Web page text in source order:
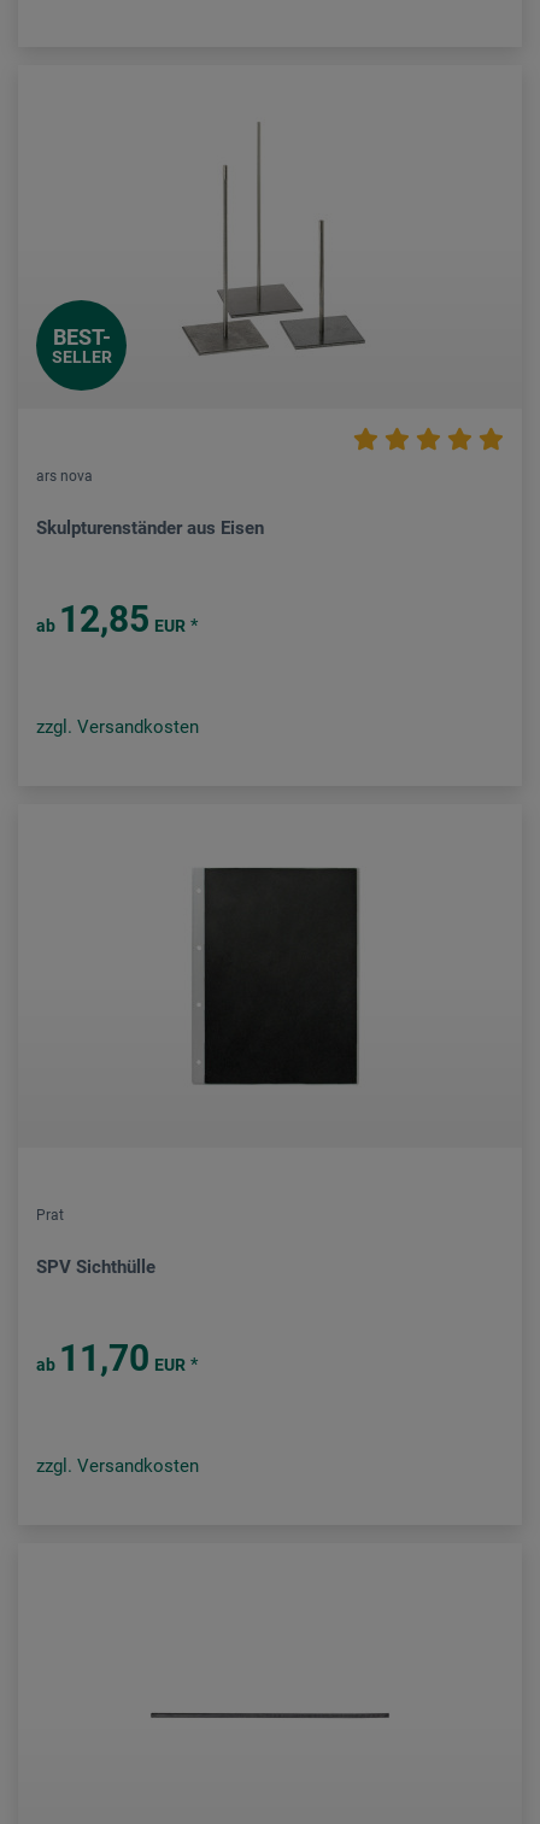
BEST-
SELLER
ars nova
Skulpturenständer aus Eisen
ab 12,85 EUR *
zzgl. Versandkosten
Prat
SPV Sichthülle
ab 11,70 EUR *
zzgl. Versandkosten